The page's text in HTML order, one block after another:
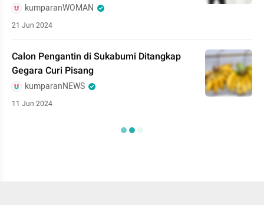
kumparanWOMAN
21 Jun 2024
Calon Pengantin di Sukabumi Ditangkap
Gegara Curi Pisang
kumparanNEWS
11 Jun 2024